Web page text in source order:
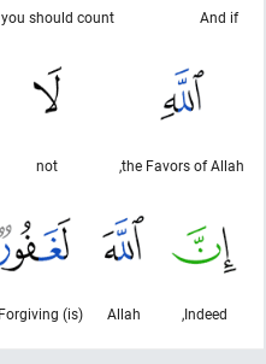
And if
you should count
the Favors of Allah,
not
Indeed,
Allah
(is) Oft-Forgiving,